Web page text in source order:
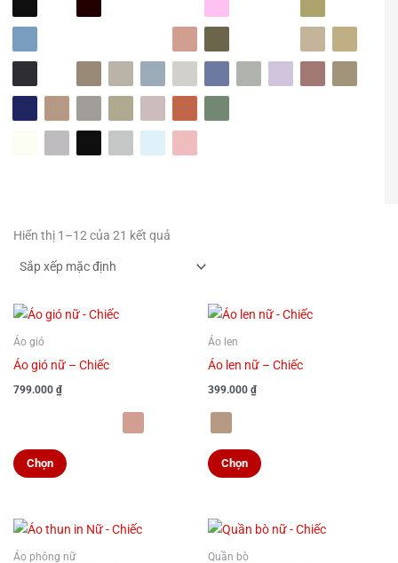
Hiển thị 1–12 của 21 kết quả
Áo gió
Áo gió nữ – Chiếc
799.000 ₫
Chọn
Sản
phẩm
này
thể.
Các
có
thể
Áo len
Áo len nữ – Chiếc
399.000 ₫
Chọn
Sản
phẩm
này
thể.
Các
có
thể
Áo phông nữ
Sản
phẩm
Quần bò
Sản
phẩm